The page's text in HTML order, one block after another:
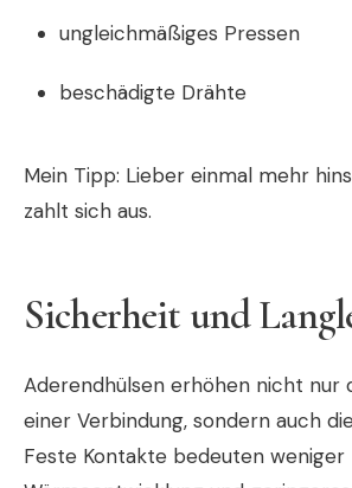
ungleichmäßiges Pressen
beschädigte Drähte
Mein Tipp: Lieber einmal mehr
zahlt sich aus.
Sicherheit und
Aderendhülsen erhöhen nicht nur
einer Verbindung, sondern auch
Feste Kontakte bedeuten weniger